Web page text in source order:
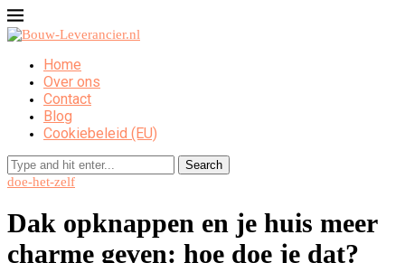
Home
Over ons
Contact
Blog
Cookiebeleid (EU)
Search
doe-het-zelf
Dak opknappen en je huis meer
charme geven: hoe doe je dat?